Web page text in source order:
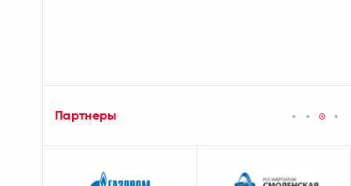
Партнеры